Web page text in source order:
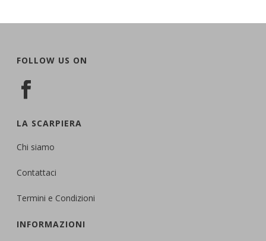
FOLLOW US ON
LA SCARPIERA
Chi siamo
Contattaci
Termini e Condizioni
INFORMAZIONI